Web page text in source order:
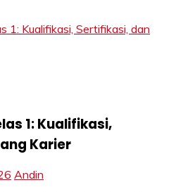
1: Kualifikasi, Sertifikasi, dan
1: Kualifikasi,
Karier
Andin